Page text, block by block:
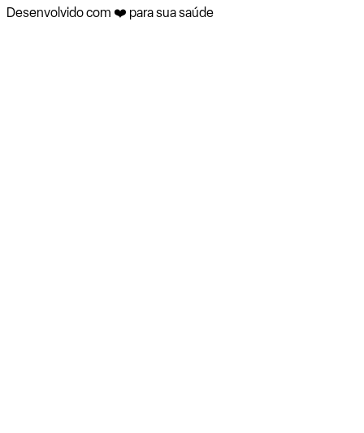
Desenvolvido com ❤️ para sua saúde